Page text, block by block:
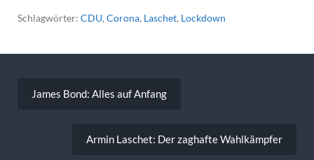
Schlagwörter: CDU, Corona, Laschet, Lockdown
James Bond: Alles auf Anfang
Armin Laschet: Der zaghafte Wahlkämpfer